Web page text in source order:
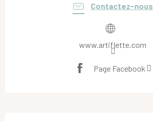
Contactez-nous
www.artiflette.com
Page Facebook